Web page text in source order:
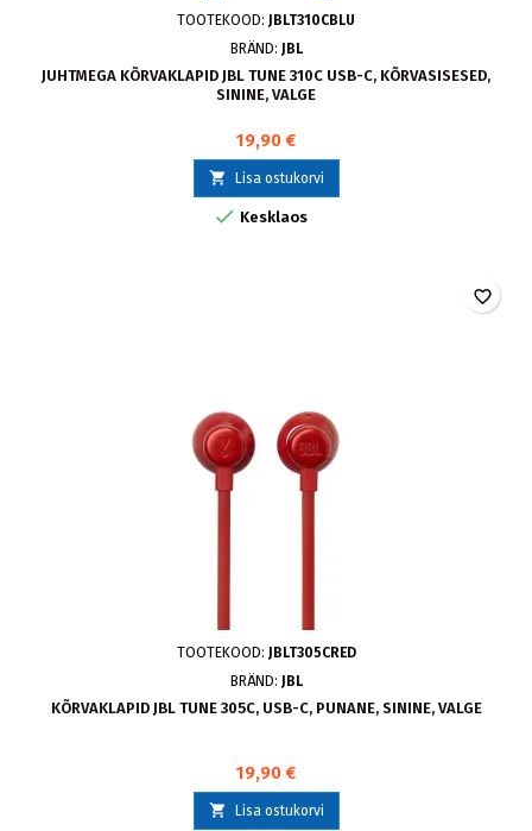
TOOTEKOOD: JBLT310CBLU
BRÄND: JBL
JUHTMEGA KÕRVAKLAPID JBL TUNE 310C USB-C, KÕRVASISESED,
SININE, VALGE
19,90 €
 Lisa ostukorvi
 Kesklaos
TOOTEKOOD: JBLT305CRED
BRÄND: JBL
KÕRVAKLAPID JBL TUNE 305C, USB-C, PUNANE, SININE, VALGE
19,90 €
 Lisa ostukorvi
favorite_border